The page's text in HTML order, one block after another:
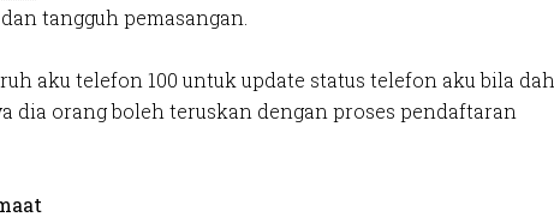
tangguh pemasangan.
aku telefon 100 untuk update status telefon aku bila dah
dia orang boleh teruskan dengan proses pendaftaran